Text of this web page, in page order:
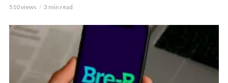
510 views 3 min read